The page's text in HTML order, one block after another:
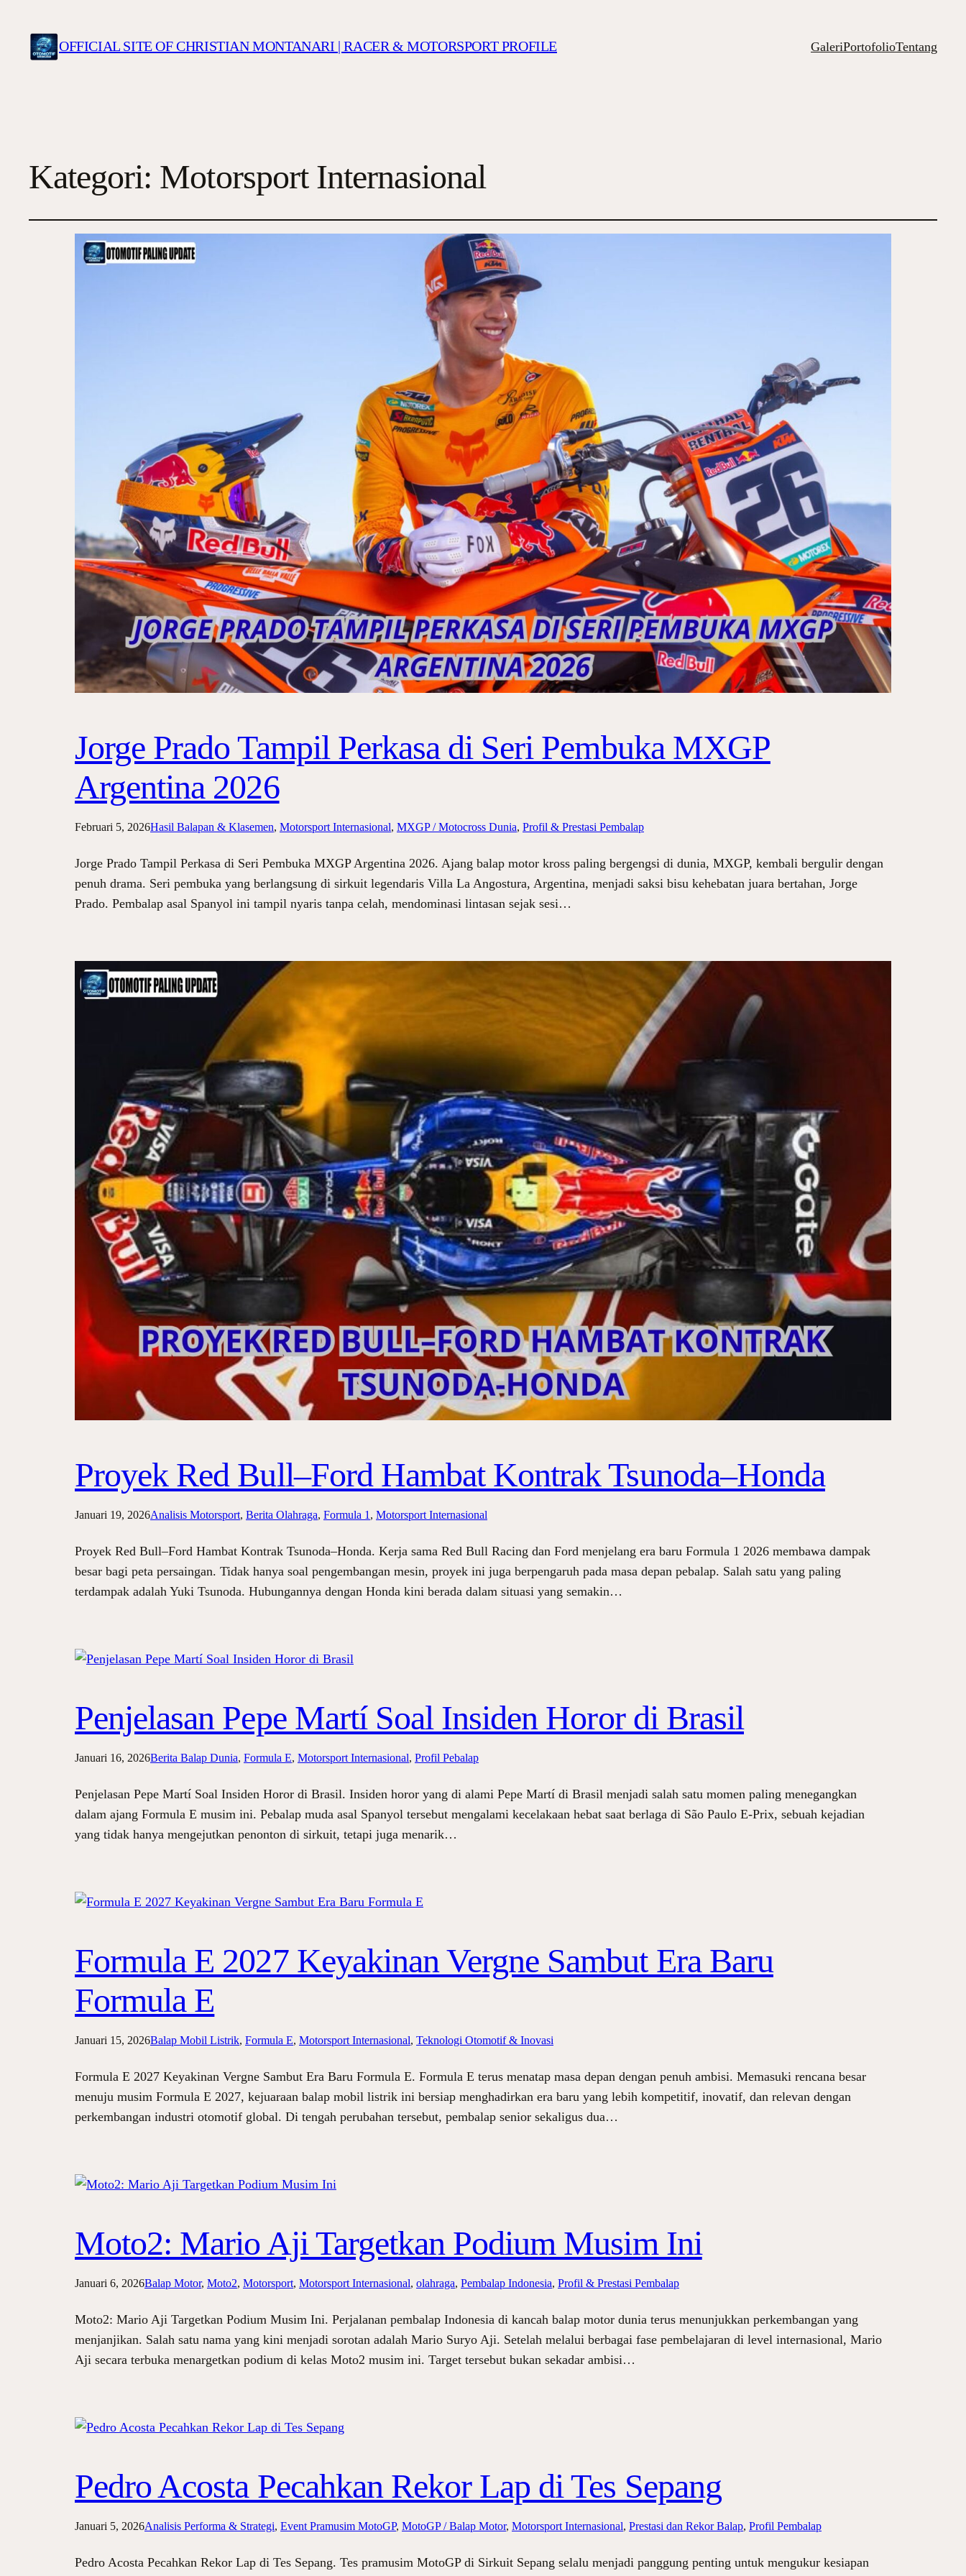
OFFICIAL SITE OF CHRISTIAN MONTANARI | RACER & MOTORSPORT PROFILE GaleriPortofolioTentang
Kategori: Motorsport Internasional
Jorge Prado Tampil Perkasa di Seri Pembuka MXGP
Argentina 2026
Februari 5, 2026Hasil Balapan & Klasemen, Motorsport Internasional, MXGP / Motocross Dunia, Profil & Prestasi Pembalap
Jorge Prado Tampil Perkasa di Seri Pembuka MXGP Argentina 2026. Ajang balap motor kross paling bergengsi di dunia, MXGP, kembali bergulir dengan
penuh drama. Seri pembuka yang berlangsung di sirkuit legendaris Villa La Angostura, Argentina, menjadi saksi bisu kehebatan juara bertahan, Jorge
Prado. Pembalap asal Spanyol ini tampil nyaris tanpa celah, mendominasi lintasan sejak sesi…
Proyek Red Bull–Ford Hambat Kontrak Tsunoda–Honda
Januari 19, 2026Analisis Motorsport, Berita Olahraga, Formula 1 , Motorsport Internasional
Proyek Red Bull–Ford Hambat Kontrak Tsunoda–Honda. Kerja sama Red Bull Racing dan Ford menjelang era baru Formula 1 2026 membawa dampak
besar bagi peta persaingan. Tidak hanya soal pengembangan mesin, proyek ini juga berpengaruh pada masa depan pebalap. Salah satu yang paling
terdampak adalah Yuki Tsunoda. Hubungannya dengan Honda kini berada dalam situasi yang semakin…
Penjelasan Pepe Martí Soal Insiden Horor di Brasil
Januari 16, 2026Berita Balap Dunia, Formula E, Motorsport Internasional, Profil Pebalap
Penjelasan Pepe Martí Soal Insiden Horor di Brasil. Insiden horor yang di alami Pepe Martí di Brasil menjadi salah satu momen paling menegangkan
dalam ajang Formula E musim ini. Pebalap muda asal Spanyol tersebut mengalami kecelakaan hebat saat berlaga di São Paulo E-Prix, sebuah kejadian
yang tidak hanya mengejutkan penonton di sirkuit, tetapi juga menarik…
Formula E 2027 Keyakinan Vergne Sambut Era Baru
Formula E
Januari 15, 2026Balap Mobil Listrik, Formula E, Motorsport Internasional, Teknologi Otomotif & Inovasi
Formula E 2027 Keyakinan Vergne Sambut Era Baru Formula E. Formula E terus menatap masa depan dengan penuh ambisi. Memasuki rencana besar
menuju musim Formula E 2027, kejuaraan balap mobil listrik ini bersiap menghadirkan era baru yang lebih kompetitif, inovatif, dan relevan dengan
perkembangan industri otomotif global. Di tengah perubahan tersebut, pembalap senior sekaligus dua…
Moto2: Mario Aji Targetkan Podium Musim Ini
Januari 6, 2026Balap Motor, Moto2, Motorsport, Motorsport Internasional, olahraga, Pembalap Indonesia, Profil & Prestasi Pembalap
Moto2: Mario Aji Targetkan Podium Musim Ini. Perjalanan pembalap Indonesia di kancah balap motor dunia terus menunjukkan perkembangan yang
menjanjikan. Salah satu nama yang kini menjadi sorotan adalah Mario Suryo Aji. Setelah melalui berbagai fase pembelajaran di level internasional, Mario
Aji secara terbuka menargetkan podium di kelas Moto2 musim ini. Target tersebut bukan sekadar ambisi…
Pedro Acosta Pecahkan Rekor Lap di Tes Sepang
Januari 5, 2026Analisis Performa & Strategi, Event Pramusim MotoGP, MotoGP / Balap Motor, Motorsport Internasional, Prestasi dan Rekor Balap, Profil Pembalap
Pedro Acosta Pecahkan Rekor Lap di Tes Sepang. Tes pramusim MotoGP di Sirkuit Sepang selalu menjadi panggung penting untuk mengukur kesiapan